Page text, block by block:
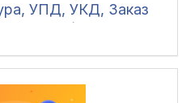
УПД, УКД, Заказ
15 и др.)